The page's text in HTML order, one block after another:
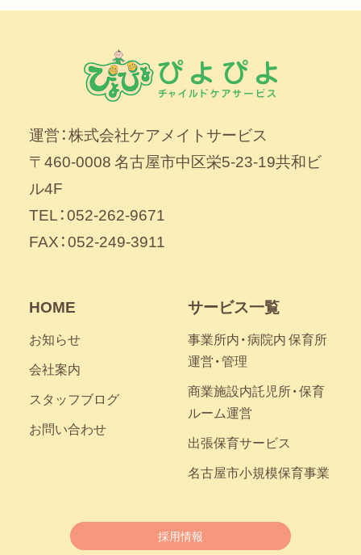
運営：株式会社ケアメイトサービス
〒460-0008 名古屋市中区栄5-23-19共和ビ
ル4F
TEL：052-262-9671
FAX：052-249-3911
HOME
お知らせ
会社案内
スタッフブログ
お問い合わせ
サービス一覧
事業所内・病院内 保育所
運営・管理
商業施設内託児所・保育
ルーム運営
出張保育サービス
名古屋市小規模保育事業
採用情報